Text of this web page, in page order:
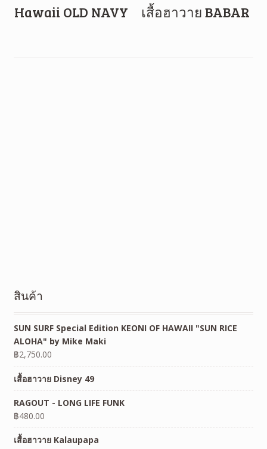
Hawaii OLD NAVY เสื้อฮาวาย BABAR
สินค้า
SUN SURF Special Edition KEONI OF HAWAII "SUN RICE
ALOHA" by Mike Maki
฿2,750.00
เสื้อฮาวาย Disney 49
RAGOUT - LONG LIFE FUNK
฿480.00
เสื้อฮาวาย Kalaupapa